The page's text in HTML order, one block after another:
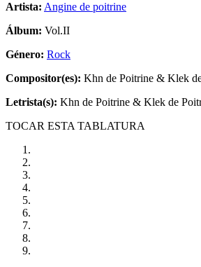
Artista: Angine de poitrine
Álbum: Vol.II
Género: Rock
Compositor(es): Khn de Poitrine & Klek
Letrista(s): Khn de Poitrine & Klek de
TOCAR ESTA TABLATURA